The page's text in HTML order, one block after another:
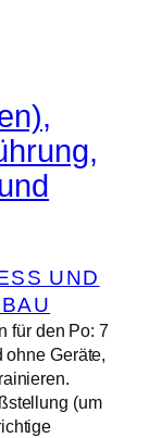
UND
für den Po: 7
ohne Geräte,
(um